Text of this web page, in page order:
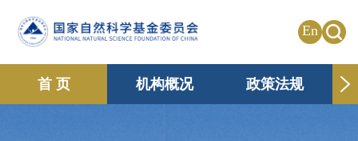
En
首 页 机构概况 政策法规